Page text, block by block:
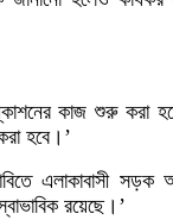
কাজ শুরু করা
হবে।’
এলাকাবাসী সড়ক
রয়েছে।’